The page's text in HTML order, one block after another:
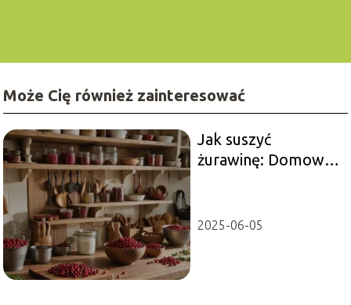
Może Cię również zainteresować
Jak suszyć
żurawinę: Domowy
2025-06-05